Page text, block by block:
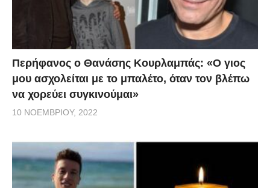
Περήφανος ο Θανάσης Κουρλαμπάς: «Ο γιος
μου ασχολείται με το μπαλέτο, όταν τον βλέπω
να χορεύει συγκινούμαι»
10 ΝΟΕΜΒΡΊΟΥ, 2022